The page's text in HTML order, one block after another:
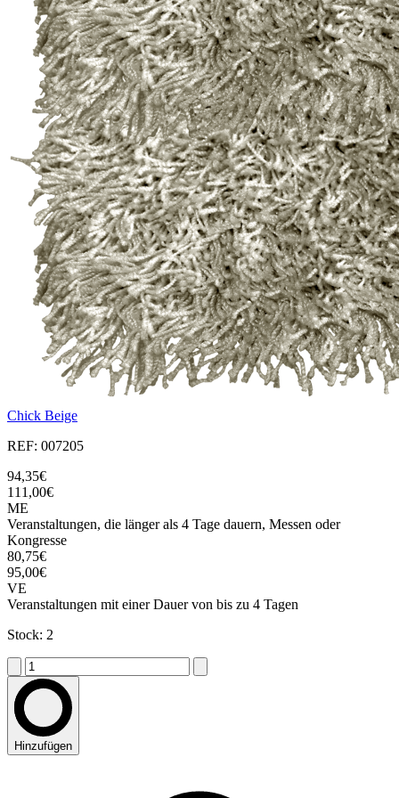
Chick Beige
REF: 007205
94,35€
111,00€
ME
Veranstaltungen, die länger als 4 Tage dauern, Messen oder
Kongresse
80,75€
95,00€
VE
Veranstaltungen mit einer Dauer von bis zu 4 Tagen
Stock: 2
Hinzufügen